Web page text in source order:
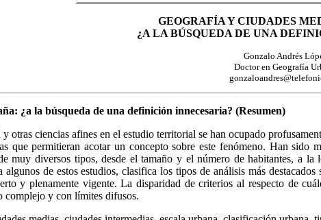
GEOGRAFÍA Y CIUDADES
¿A LA BÚSQUEDA DE UNA
Gonzalo Andrés
Doctor en Geografía
¿a la búsqueda de una definición innecesaria? (Resumen)
otras ciencias afines en el estudio territorial se han ocupado
que permitieran acotar un concepto sobre este fenómeno. Han
muy diversos tipos, desde el tamaño y el número de habitantes, a
de estos estudios, clasifica los tipos de análisis más
y plenamente vigente. La disparidad de criterios al respecto de
complejo y con límites difusos.